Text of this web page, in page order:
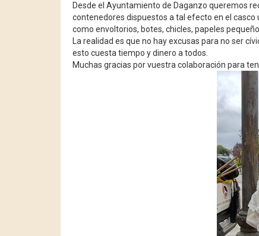
Desde el Ayuntamiento de Daganzo queremos
contenedores dispuestos a tal efecto en el
como envoltorios, botes, chicles, papeles
La realidad es que no hay excusas para no ser
esto cuesta tiempo y dinero a todos.
Muchas gracias por vuestra colaboración para